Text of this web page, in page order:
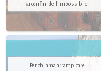
ai confini dell’impossibile
Per chi ama arrampicare